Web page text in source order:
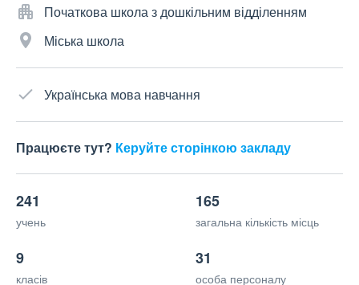
Початкова школа з дошкільним відділенням
Міська школа
Українська мова навчання
Працюєте тут? Керуйте сторінкою закладу
241
учень
165
загальна кількість місць
9
класів
31
особа персоналу